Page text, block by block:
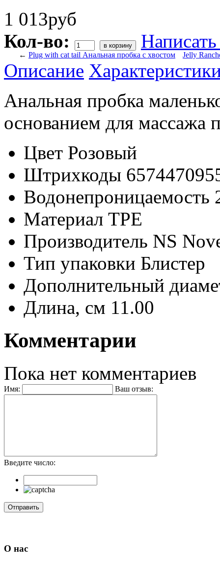
1 013руб
Кол-во:
← Plug with cat tail Анальная пробка с хвостом Jelly
Описание
Анальная пробка
основанием для массажа
Цвет Розовый
Штрихкоды
Водонепроницаемость
Материал TPE
Производитель NS
Тип упаковки Блистер
Дополнительный
Длина, см 11.00
Комментарии
Пока нет комментариев
Имя: Ваш отзыв:
Введите число:
О нас